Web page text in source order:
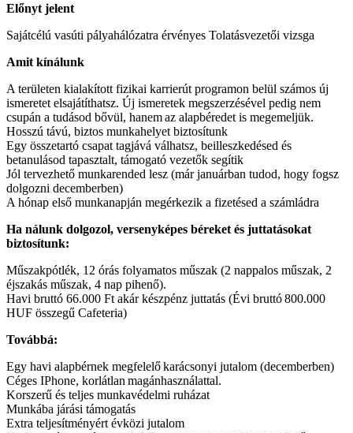
Előnyt jelent
Sajátcélú vasúti pályahálózatra érvényes Tolatásvezetői vizsga
Amit kínálunk
A területen kialakított fizikai karrierút programon belül számos új
ismeretet elsajátíthatsz. Új ismeretek megszerzésével pedig nem
csupán a tudásod bővül, hanem az alapbéredet is megemeljük.
Hosszú távú, biztos munkahelyet biztosítunk
Egy összetartó csapat tagjává válhatsz, beilleszkedésed és
betanulásod tapasztalt, támogató vezetők segítik
Jól tervezhető munkarended lesz (már januárban tudod, hogy fogsz
dolgozni decemberben)
A hónap első munkanapján megérkezik a fizetésed a számládra
Ha nálunk dolgozol, versenyképes béreket és juttatásokat
biztosítunk:
Műszakpótlék, 12 órás folyamatos műszak (2 nappalos műszak, 2
éjszakás műszak, 4 nap pihenő).
Havi bruttó 66.000 Ft akár készpénz juttatás (Évi bruttó 800.000
HUF összegű Cafeteria)
Továbbá:
Egy havi alapbérnek megfelelő karácsonyi jutalom (decemberben)
Céges IPhone, korlátlan magánhasználattal.
Korszerű és teljes munkavédelmi ruházat
Munkába járási támogatás
Extra teljesítményért évközi jutalom